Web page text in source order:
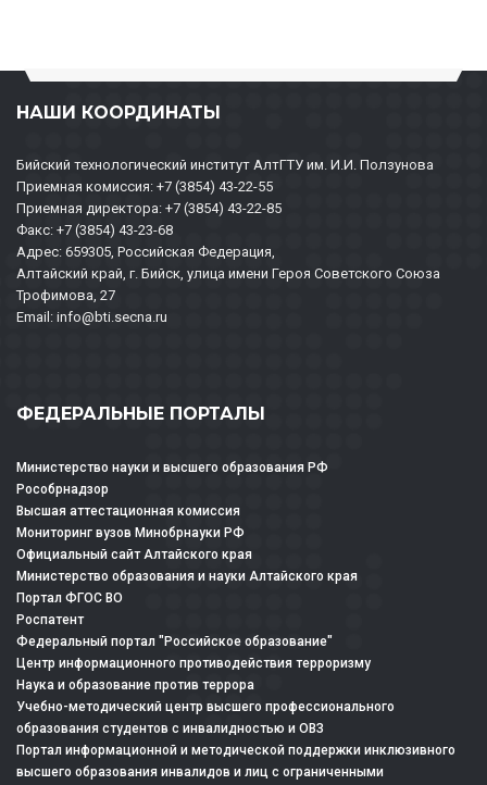
НАШИ КООРДИНАТЫ
Бийский технологический институт АлтГТУ им. И.И. Ползунова
Приемная комиссия: +7 (3854) 43-22-55
Приемная директора: +7 (3854) 43-22-85
Факс: +7 (3854) 43-23-68
Адрес: 659305, Российская Федерация,
Алтайский край, г. Бийск, улица имени Героя Советского Союза
Трофимова, 27
Email: info@bti.secna.ru
ФЕДЕРАЛЬНЫЕ ПОРТАЛЫ
Министерство науки и высшего образования РФ
Рособрнадзор
Высшая аттестационная комиссия
Мониторинг вузов Минобрнауки РФ
Официальный сайт Алтайского края
Министерство образования и науки Алтайского края
Портал ФГОС ВО
Роспатент
Федеральный портал "Российское образование"
Центр информационного противодействия терроризму
Наука и образование против террора
Учебно-методический центр высшего профессионального
образования студентов с инвалидностью и ОВЗ
Портал информационной и методической поддержки инклюзивного
высшего образования инвалидов и лиц с ограниченными